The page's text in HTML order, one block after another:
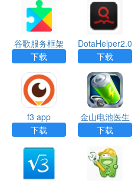
谷歌服务框架
下载安装
下载
DotaHelper2.0
APP
下载
f3 app
下载
金山电池医生
专业版app
下载